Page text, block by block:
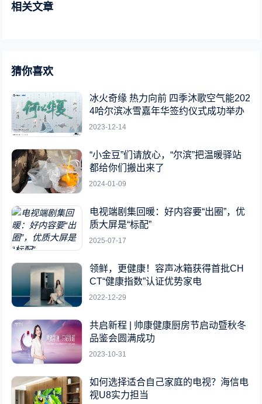
相关文章
猜你喜欢
冰火奇缘 热力向前 四季沐歌空气能202
4哈尔滨冰雪嘉年华签约仪式成功举办
2023-12-14
“小金豆”们请放心，“尔滨”把温暖驿站
都给你们搬出来了
2024-01-09
电视端剧集回暖：好内容要“出圈”，优
质大屏是“标配”
2025-07-17
领鲜，更健康！容声冰箱获得首批CH
CT“健康指数”认证优势家电
2022-12-29
共启新程 | 帅康健康厨房节启动暨秋冬
品鉴会圆满成功
2023-10-31
如何选择适合自己家庭的电视？海信电
视U8实力担当